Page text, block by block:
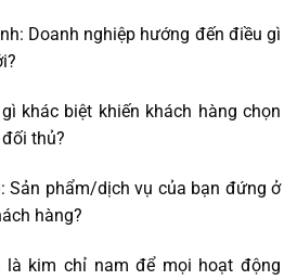
Doanh nghiệp hướng đến điều gì
khác biệt khiến khách hàng chọn
thủ?
Sản phẩm/dịch vụ của bạn đứng ở
hàng?
là kim chỉ nam để mọi hoạt động